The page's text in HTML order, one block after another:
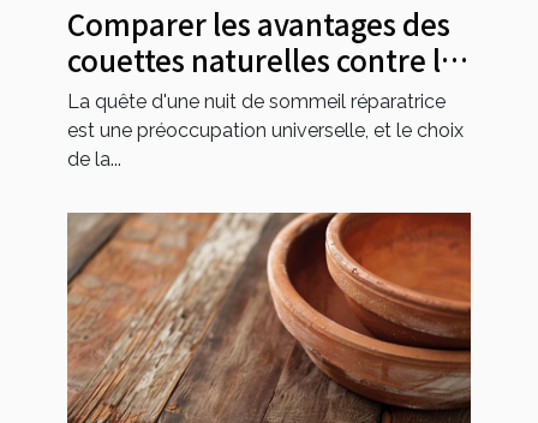
Comparer les avantages des
couettes naturelles contre les
synthétiques
La quête d'une nuit de sommeil réparatrice
est une préoccupation universelle, et le choix
de la...